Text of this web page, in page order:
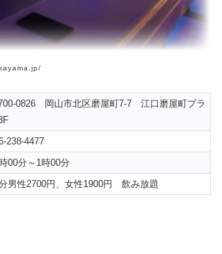
0826 岡山市北区磨屋町7-7 江口磨屋町プラ
238-4477
00分～1時00分
男性2700円、女性1900円 飲み放題